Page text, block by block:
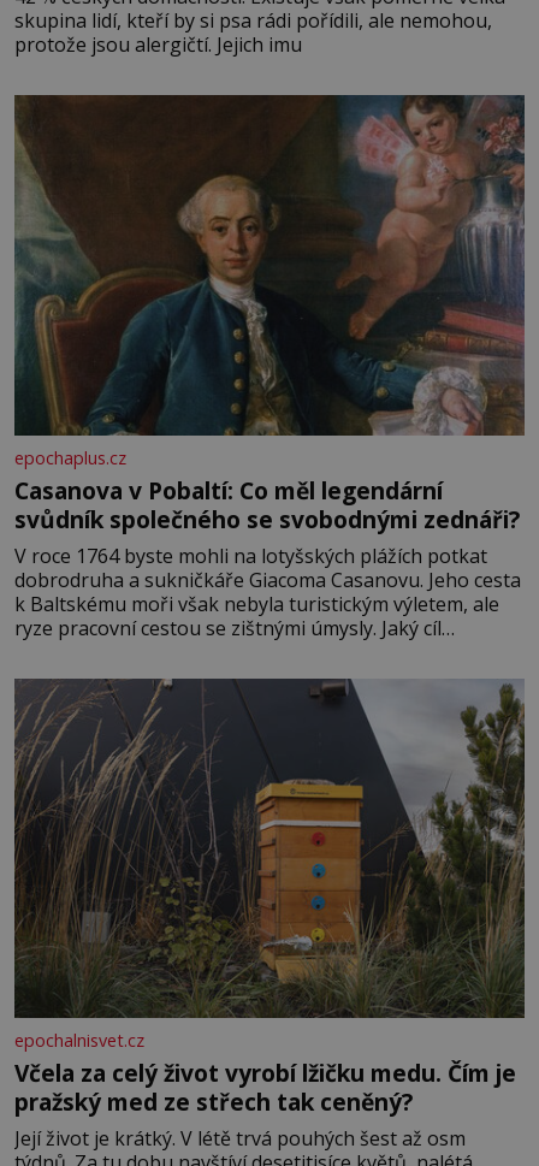
skupina lidí, kteří by si psa rádi pořídili, ale nemohou,
protože jsou alergičtí. Jejich imu
epochaplus.cz
Casanova v Pobaltí: Co měl legendární
svůdník společného se svobodnými zednáři?
V roce 1764 byste mohli na lotyšských plážích potkat
dobrodruha a sukničkáře Giacoma Casanovu. Jeho cesta
k Baltskému moři však nebyla turistickým výletem, ale
ryze pracovní cestou se zištnými úmysly. Jaký cíl
lotyšské Rigy? Casanova v Pobaltí kontaktoval tamní
zednářské lóže. Nebyl v této oblasti žádným nováčkem,
protože do zednářské
epochalnisvet.cz
Včela za celý život vyrobí lžičku medu. Čím je
pražský med ze střech tak ceněný?
Její život je krátký. V létě trvá pouhých šest až osm